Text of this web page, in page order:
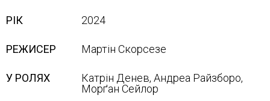
РІК 2024
РЕЖИСЕР Мартін Скорсезе
У РОЛЯХ
Катрін Денев, Андреа Райзборо,
Морґан Сейлор